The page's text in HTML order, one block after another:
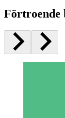
Förtroende